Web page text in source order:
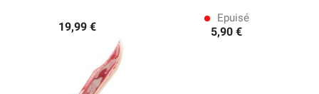
19,99 €
lens Epuisé
5,90 €